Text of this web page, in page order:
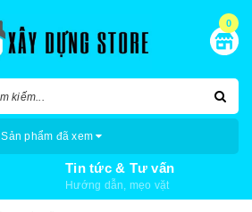
0
Sản phẩm đã xem
Tin tức & Tư vấn
Hướng dẫn, mẹo vặt